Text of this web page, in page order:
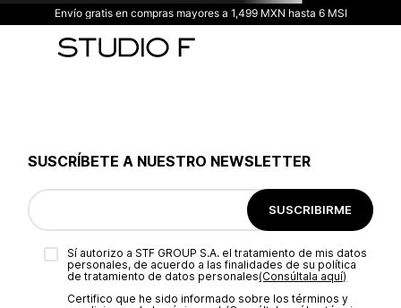
Envío gratis en compras mayores a 1,499 MXN hasta 6 MSI
SUSCRÍBETE A NUESTRO NEWSLETTER
SUSCRIBIRME
Sí autorizo a STF GROUP S.A. el tratamiento de mis datos
personales, de acuerdo a las finalidades de su política
de tratamiento de datos personales‎(Consúltala aquí)
Certifico que he sido informado sobre los términos y